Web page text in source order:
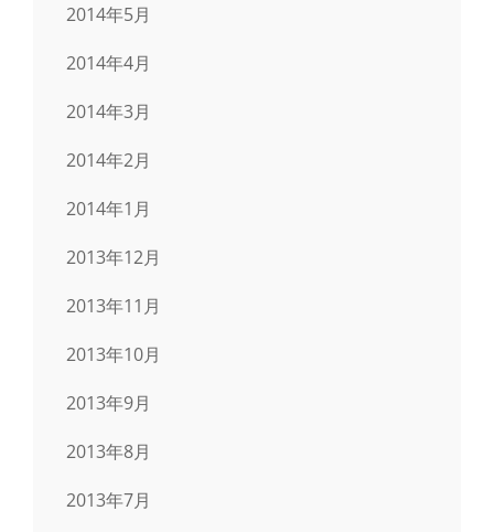
2014年5月
2014年4月
2014年3月
2014年2月
2014年1月
2013年12月
2013年11月
2013年10月
2013年9月
2013年8月
2013年7月